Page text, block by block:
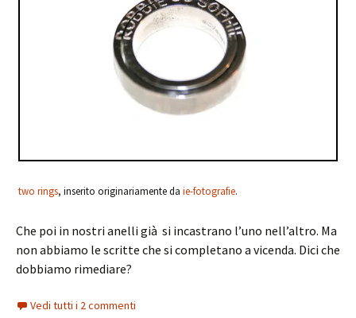
two rings, inserito originariamente da ie-fotografie.
Che poi in nostri anelli già si incastrano l’uno nell’altro. Ma
non abbiamo le scritte che si completano a vicenda. Dici che
dobbiamo rimediare?
Vedi tutti i 2 commenti